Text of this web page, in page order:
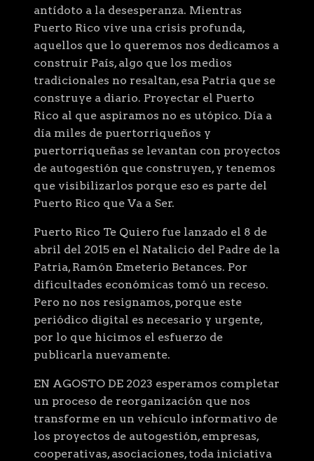
antídoto a la desesperanza. Mientras
Puerto Rico vive una crisis profunda,
aquellos que lo queremos nos dedicamos a
construir País, algo que los medios
tradicionales no resaltan, esa Patria que se
construye a diario. Proyectar el Puerto
Rico al que aspiramos no es utópico. Día a
día miles de puertorriqueños y
puertorriqueñas se levantan con proyectos
de autogestión que construyen, y tenemos
que visibilizarlos porque eso es parte del
Puerto Rico que Va a Ser.
Puerto Rico Te Quiero fue lanzado el 8 de
abril del 2015 en el Natalicio del Padre de la
Patria, Ramón Emeterio Betances. Por
dificultades económicas tomó un receso.
Pero no nos resignamos, porque este
periódico digital es necesario y urgente,
por lo que hicimos el esfuerzo de
publicarla nuevamente.
EN AGOSTO DE 2023 esperamos completar
un proceso de reorganización que nos
transforme en un vehículo informativo de
los proyectos de autogestión, empresas,
cooperativas, asociaciones, toda iniciativa